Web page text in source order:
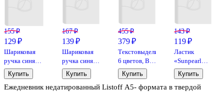
Ежедневник недатированный Listoff А5- формата в твердой
155 ₽
129 ₽
Шариковая
ручка синяя
0,5 мм, MC
Gold,
MunHwa
Купить
167 ₽
139 ₽
Шариковая
ручка синяя,
Ultra L-30,
Erich Krause
Купить
455 ₽
379 ₽
Текстовыделители
6 цветов, Be
positive
Купить
143 ₽
119 ₽
Ластик
«Sunpearl
6541/40»,
Koh-i-Noor,
Купить